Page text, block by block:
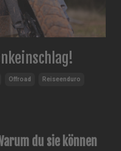
Offroad Reiseenduro
du sie können